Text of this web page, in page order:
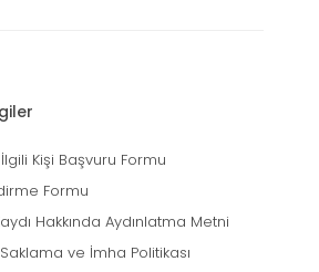
Kişi Başvuru Formu
Formu
Hakkında Aydınlatma Metni
ve İmha Politikası